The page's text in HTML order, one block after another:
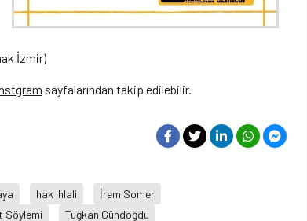
İzmir)
sayfalarından takip edilebilir.
hak ihlali
İrem Somer
Söylemi Tuğkan Gündoğdu